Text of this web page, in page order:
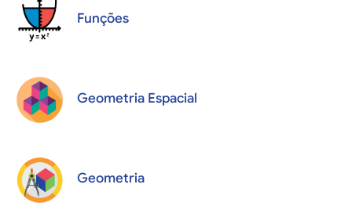
Funções
Geometria Espacial
Geometria